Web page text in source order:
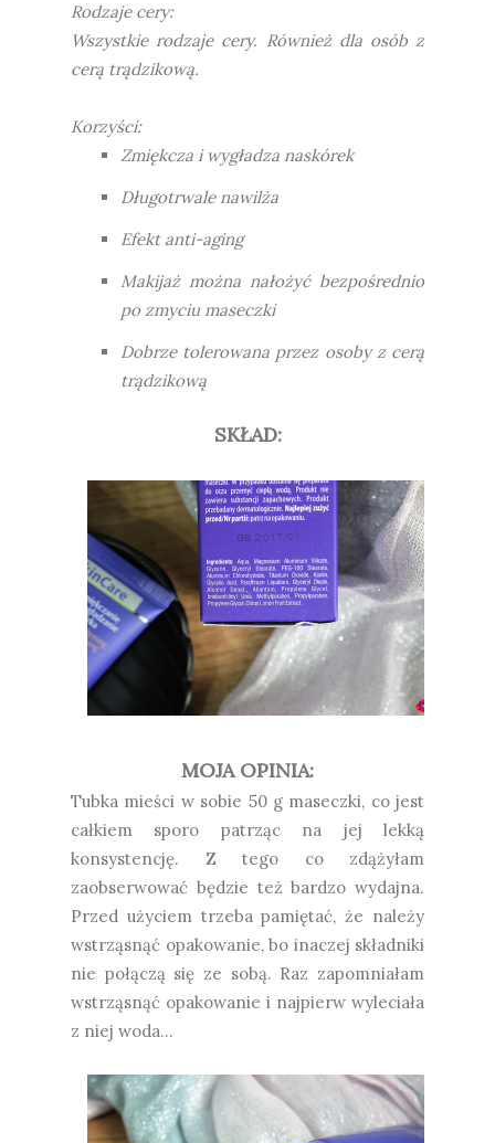
Rodzaje cery:
Wszystkie rodzaje cery. Również dla osób z
cerą trądzikową.
Korzyści:
Zmiękcza i wygładza naskórek
Długotrwale nawilża
Efekt anti-aging
Makijaż można nałożyć bezpośrednio
po zmyciu maseczki
Dobrze tolerowana przez osoby z cerą
trądzikową
SKŁAD:
MOJA OPINIA:
Tubka mieści w sobie 50 g maseczki, co jest
całkiem sporo patrząc na jej lekką
konsystencję. Z tego co zdążyłam
zaobserwować będzie też bardzo wydajna.
Przed użyciem trzeba pamiętać, że należy
wstrząsnąć opakowanie, bo inaczej składniki
nie połączą się ze sobą. Raz zapomniałam
wstrząsnąć opakowanie i najpierw wyleciała
z niej woda...